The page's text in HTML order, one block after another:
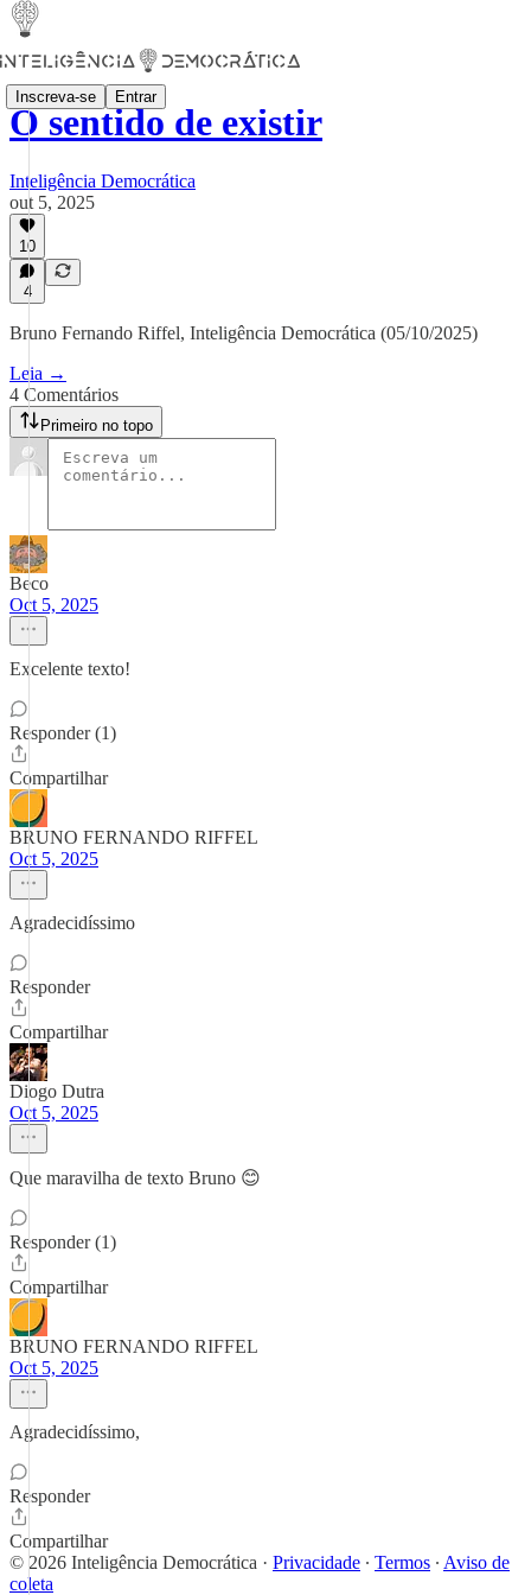
Inscreva-se Entrar
O sentido de existir
Inteligência Democrática
out 5, 2025
10
4
Bruno Fernando Riffel, Inteligência Democrática (05/10/2025)
Leia →
4 Comentários
Primeiro no topo
Beco
Oct 5, 2025
Excelente texto!
Responder (1)
Compartilhar
BRUNO FERNANDO RIFFEL
Oct 5, 2025
Agradecidíssimo
Responder
Compartilhar
Diogo Dutra
Oct 5, 2025
Que maravilha de texto Bruno 😊
Responder (1)
Compartilhar
BRUNO FERNANDO RIFFEL
Oct 5, 2025
Agradecidíssimo,
Responder
Compartilhar
© 2026 Inteligência Democrática · Privacidade ∙ Termos ∙ Aviso de
coleta